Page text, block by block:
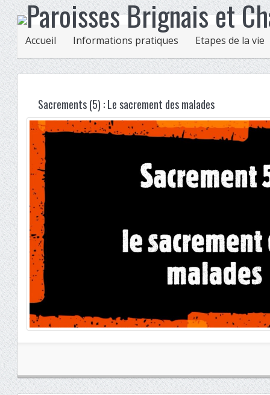
Accueil Informations pratiques Etapes de la vie
Sacrements (5) : Le sacrement des malades